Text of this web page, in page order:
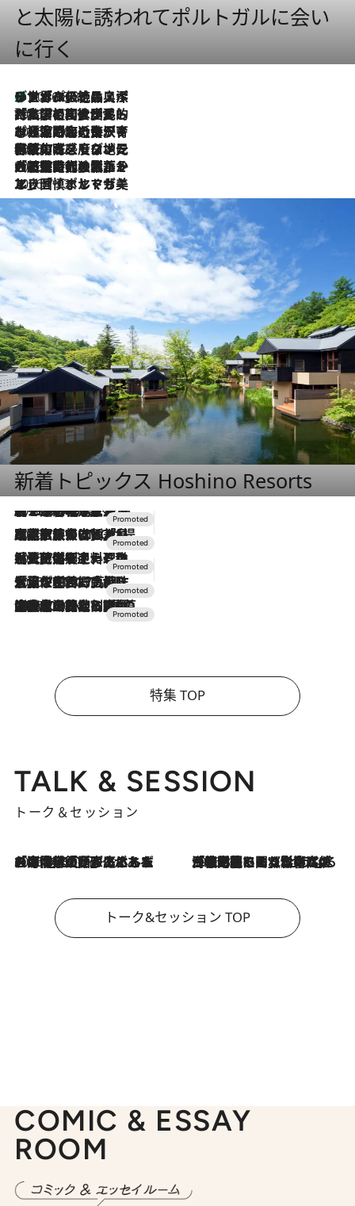
と太陽に誘われてポルトガルに会い
に行く
2026.8.8
リスボンの絶品スイーツ「パステル・デ・ナタ」とは？ポルトガル伝統の奥深い世界へ
2026.7.27
「私の祖国はポルトガル語です」国民的詩人フェルナンド・ペソアと、彼が愛した文学の街を歩く
2026.7.26
ポルトガル近海が育む極上の海の幸。キリリと冷えた白ワインと愉しむ、シーフード専門店の贅沢
2026.7.22
伝統の味をモダンに昇華。高感度な地元客が集う、リスボンの最旬ガストロノミー
2026.7.21
大航海時代の栄華から、震災、独裁、そして革命へ。ポルトガル・首都リスボンの石畳に刻まれた「歴史の光と影」
2026.7.13
エッセイ・ヤマザキマリ「慎ましくも美しき国 ポルトガル」
新着トピックス Hoshino Resorts
2026.8.7
【トンボの足水浴】ヒノキの香りに包まれて涼感マックス！約13℃の湧水かけ流しを避暑地「星野温泉 トンボの湯」で体験
2026.7.31
【ホテル帰省】という選択肢をOMOが提案。家族とほどよい距離を保つには「昼は実家、夜は気兼ねなくホテルで！」
2026.7.24
【夏限定ディナーコース】旬を迎える稚鮎や花ズッキーニなどをイタリア・トスカーナの郷土料理の手法で満喫！
2026.7.17
「土佐和ハーブかき氷」がOMO7高知に登場！生姜、山椒、大葉など目にも舌にも涼を呼ぶ郷土の味
2026.7.10
NEW OPEN！【界 草津】名湯の地に誕生。趣の異なる2種の温泉と上州ならではの会席・蕎麦割烹など美食を味わう究極の癒やし旅
特集 TOP
TALK & SESSION
トーク＆セッション
2026.8.3
「今後値上げがあるとすれば…」「リスクがあるのは今年の冬」エネルギー専門家が語る、ホルムズ海峡封鎖が家庭にもたらす“ある心配” 2026.8.3
「住宅建てられない…」「サーチャージ料の高値が続いている」ホルムズ海峡封鎖による影響はいつまで続く？《エネルギー専門家に聞く“どうなる日本の暮らし”》
トーク&セッション TOP
COMIC & ESSAY
ROOM